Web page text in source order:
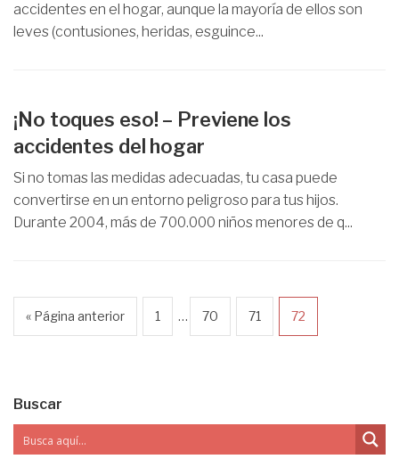
accidentes en el hogar, aunque la mayoría de ellos son
leves (contusiones, heridas, esguince...
¡No toques eso! – Previene los
accidentes del hogar
Si no tomas las medidas adecuadas, tu casa puede
convertirse en un entorno peligroso para tus hijos.
Durante 2004, más de 700.000 niños menores de q...
« Página anterior 1 … 70 71 72
Buscar